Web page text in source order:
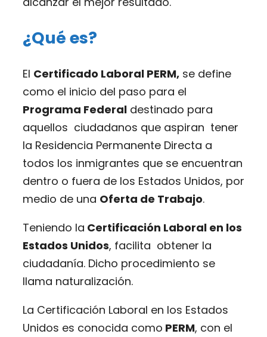
¿Qué es?
El Certificado Laboral PERM, se define
como el inicio del paso para el
Programa Federal destinado para
aquellos ciudadanos que aspiran tener
la Residencia Permanente Directa a
todos los inmigrantes que se encuentran
dentro o fuera de los Estados Unidos, por
medio de una Oferta de Trabajo.
Teniendo la Certificación Laboral en los
Estados Unidos, facilita obtener la
ciudadanía. Dicho procedimiento se
llama naturalización.
La Certificación Laboral en los Estados
Unidos es conocida como PERM, con el